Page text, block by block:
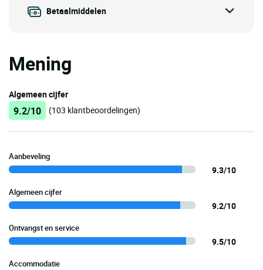
Betaalmiddelen
Mening
Algemeen cijfer
9.2/10 (103 klantbeoordelingen)
Aanbeveling
9.3/10
Algemeen cijfer
9.2/10
Ontvangst en service
9.5/10
Accommodatie